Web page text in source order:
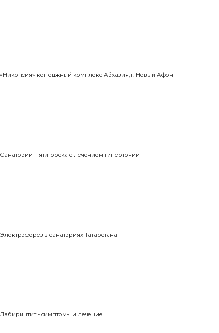
«Никопсия» коттеджный комплекс Абхазия, г. Новый Афон
Санатории Пятигорска с лечением гипертонии
Электрофорез в санаториях Татарстана
Лабиринтит - симптомы и лечение